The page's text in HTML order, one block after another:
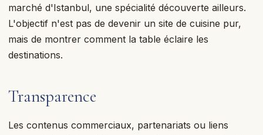
marché d'Istanbul, une spécialité découverte ailleurs.
L'objectif n'est pas de devenir un site de cuisine pur,
mais de montrer comment la table éclaire les
destinations.
Transparence
Les contenus commerciaux, partenariats ou liens